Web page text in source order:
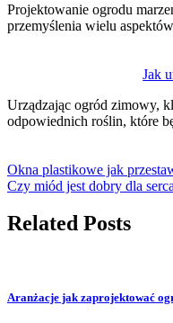
Projektowanie ogrodu
przemyślenia wielu
Jak
Urządzając ogród zimowy,
odpowiednich roślin, które
Okna plastikowe jak
Czy miód jest dobry dla
Related Posts
Aranżacje jak zaprojektować